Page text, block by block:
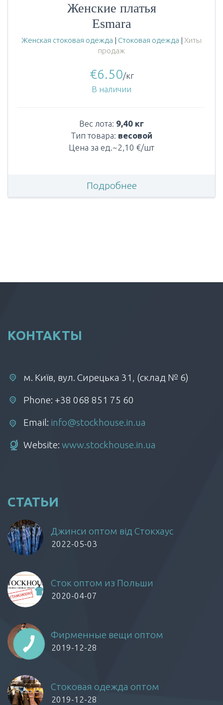
Женские платья
Esmara
Женская стоковая одежда | Стоковая одежда | Хиты
продаж
€6.50/кг
В наличии
Вес лота: 9,40 кг
Тип товара: весовой
Цена за ед.~2,10 €/шт
Подробнее
КОНТАКТЫ
м. Київ, вул. Сирецька 31, (склад № 6)
Phone: +38 068 851 75 60
Email: info@stockhouse.in.ua
Website: www.stockhouse.in.ua
СТАТЬИ
Джинси оптом від Стокхаус
2022-05-03
Сток оптом из Польши
2020-04-07
Фирменные вещи оптом
2019-12-28
Стоковая одежда оптом
2019-12-28